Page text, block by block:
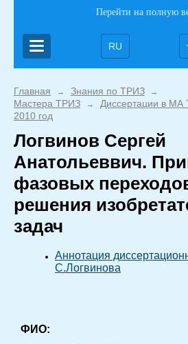
Перейти на полную
RU
Главная → Знания по ТРИЗ →
Мастера ТРИЗ → Диссертации в МА
2010 год
Логвинов Сергей
Анатольеввич.
фазовых
решения
задач
Аннотация
С.Логвинова
ФИО: